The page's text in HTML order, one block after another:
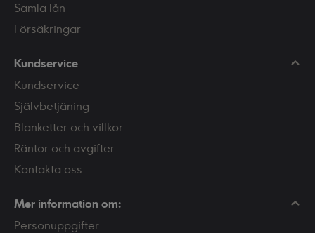
Samla lån
Försäkringar
Kundservice
Kundservice
Självbetjäning
Blanketter och villkor
Räntor och avgifter
Kontakta oss
Mer information om:
Personuppgifter